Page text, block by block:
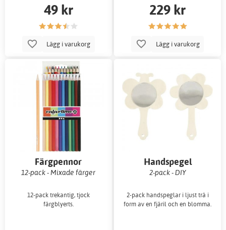
49 kr
Lägg i varukorg
229 kr
Lägg i varukorg
Färgpennor
12-pack - Mixade färger
12-pack trekantig, tjock
färgblyerts.
Handspegel
2-pack - DIY
2-pack handspeglar i ljust trä i
form av en fjäril och en blomma.